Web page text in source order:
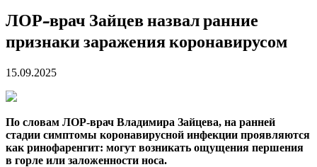
ЛОР-врач Зайцев назвал ранние
признаки заражения коронавирусом
15.09.2025
По словам ЛОР-врач Владимира Зайцева, на ранней
стадии симптомы коронавирусной инфекции проявляются
как ринофаренгит: могут возникать ощущения першения
в горле или заложенности носа.